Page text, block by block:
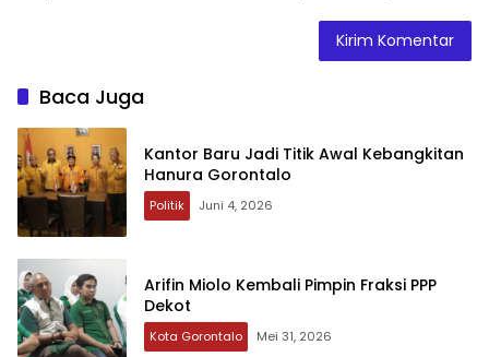
Baca Juga
Kantor Baru Jadi Titik Awal Kebangkitan
Hanura Gorontalo
Politik Juni 4, 2026
Arifin Miolo Kembali Pimpin Fraksi PPP
Dekot
Kota Gorontalo Mei 31, 2026